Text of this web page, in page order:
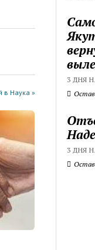
в Наука »
3 ДНЯ
3 ДНЯ